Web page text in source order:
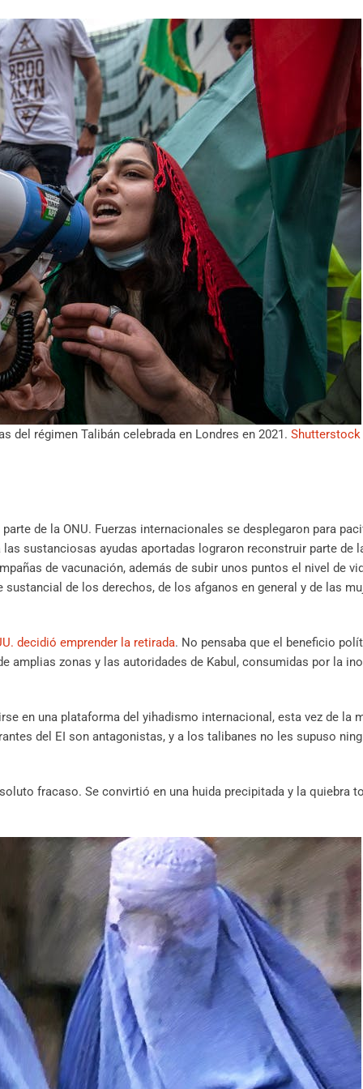
del régimen Talibán celebrada en Londres en 2021. Shutterstock
de la ONU. Fuerzas internacionales se desplegaron para
sustanciosas ayudas aportadas lograron reconstruir parte de
de vacunación, además de subir unos puntos el nivel de
de los derechos, de los afganos en general y de las
decidió emprender la retirada. No pensaba que el beneficio
amplias zonas y las autoridades de Kabul, consumidas por la
en una plataforma del yihadismo internacional, esta vez de la
del EI son antagonistas, y a los talibanes no les supuso
fracaso. Se convirtió en una huida precipitada y la quiebra